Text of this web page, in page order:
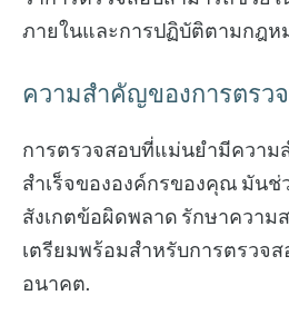
ภายในและการปฏิบัติตามกฎห
ความสำคัญของการตรว
การตรวจสอบที่แม่นยำมีความ
สำเร็จขององค์กรของคุณ มัน
สังเกตข้อผิดพลาด รักษาควา
เตรียมพร้อมสำหรับการตรวจ
อนาคต.